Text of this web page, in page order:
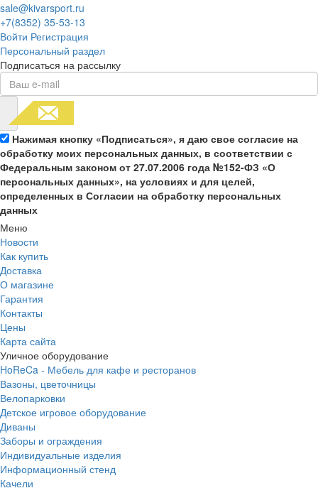
sale@kivarsport.ru
+7(8352) 35-53-13
Войти Регистрация
Персональный раздел
Подписаться на рассылку
Нажимая кнопку «Подписаться», я даю свое согласие на
обработку моих персональных данных, в соответствии с
Федеральным законом от 27.07.2006 года №152-ФЗ «О
персональных данных», на условиях и для целей,
определенных в Согласии на обработку персональных
данных
Меню
Новости
Как купить
Доставка
О магазине
Гарантия
Контакты
Цены
Карта сайта
Уличное оборудование
HoReCa - Мебель для кафе и ресторанов
Вазоны, цветочницы
Велопарковки
Детское игровое оборудование
Диваны
Заборы и ограждения
Индивидуальные изделия
Информационный стенд
Качели